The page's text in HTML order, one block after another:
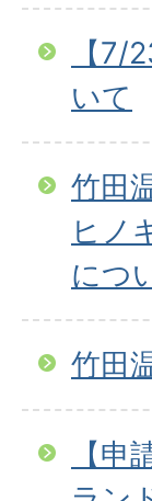
【7/
いて
竹田
ヒノ
につ
竹田
【